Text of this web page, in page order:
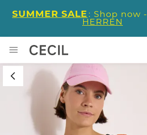
SUMMER SALE : Shop now -
HERREN